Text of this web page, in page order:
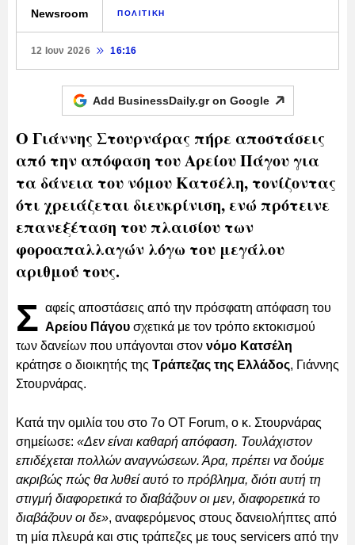
Newsroom ΠΟΛΙΤΙΚΗ
12 Ιουν 2026 16:16
Add BusinessDaily.gr on Google
Ο Γιάννης Στουρνάρας πήρε αποστάσεις
από την απόφαση του Αρείου Πάγου για
τα δάνεια του νόμου Κατσέλη, τονίζοντας
ότι χρειάζεται διευκρίνιση, ενώ πρότεινε
επανεξέταση του πλαισίου των
φοροαπαλλαγών λόγω του μεγάλου
αριθμού τους.
Σ αφείς αποστάσεις από την πρόσφατη απόφαση του
Αρείου Πάγου σχετικά με τον τρόπο εκτοκισμού
των δανείων που υπάγονται στον νόμο Κατσέλη
κράτησε ο διοικητής της Τράπεζας της Ελλάδος, Γιάννης
Στουρνάρας.
Κατά την ομιλία του στο 7ο ΟΤ Forum, ο κ. Στουρνάρας
σημείωσε: «Δεν είναι καθαρή απόφαση. Τουλάχιστον
επιδέχεται πολλών αναγνώσεων. Άρα, πρέπει να δούμε
ακριβώς πώς θα λυθεί αυτό το πρόβλημα, διότι αυτή τη
στιγμή διαφορετικά το διαβάζουν οι μεν, διαφορετικά το
διαβάζουν οι δε», αναφερόμενος στους δανειολήπτες από
τη μία πλευρά και στις τράπεζες με τους servicers από την